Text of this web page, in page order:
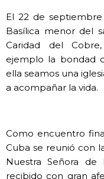
El 22 de
Basílica menor del
Caridad del
ejemplo la bondad
ella seamos una
a acompañar la vida.
Como encuentro
Cuba se reunió con
Nuestra Señora de
recibido con gran